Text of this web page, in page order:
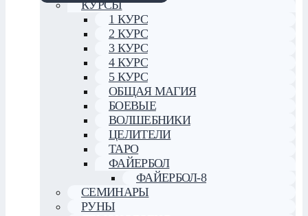
КУРСЫ
1 КУРС
2 КУРС
3 КУРС
4 КУРС
5 КУРС
ОБЩАЯ МАГИЯ
БОЕВЫЕ
ВОЛШЕБНИКИ
ЦЕЛИТЕЛИ
ТАРО
ФАЙЕРБОЛ
ФАЙЕРБОЛ-8
СЕМИНАРЫ
РУНЫ